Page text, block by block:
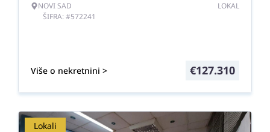
NOVI SAD
ŠIFRA: #572241
LOKAL
Više o nekretnini > €127.310
Lokali